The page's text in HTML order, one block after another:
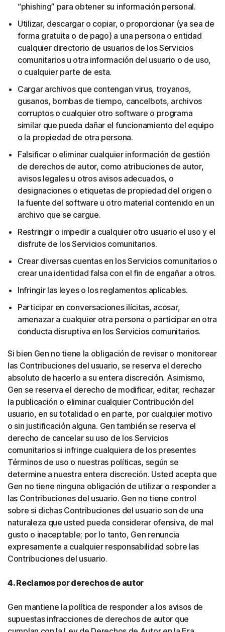
“phishing” para obtener su información personal.
Utilizar, descargar o copiar, o proporcionar (ya sea de
forma gratuita o de pago) a una persona o entidad
cualquier directorio de usuarios de los Servicios
comunitarios u otra información del usuario o de uso,
o cualquier parte de esta.
Cargar archivos que contengan virus, troyanos,
gusanos, bombas de tiempo, cancelbots, archivos
corruptos o cualquier otro software o programa
similar que pueda dañar el funcionamiento del equipo
o la propiedad de otra persona.
Falsificar o eliminar cualquier información de gestión
de derechos de autor, como atribuciones de autor,
avisos legales u otros avisos adecuados, o
designaciones o etiquetas de propiedad del origen o
la fuente del software u otro material contenido en un
archivo que se cargue.
Restringir o impedir a cualquier otro usuario el uso y el
disfrute de los Servicios comunitarios.
Crear diversas cuentas en los Servicios comunitarios o
crear una identidad falsa con el fin de engañar a otros.
Infringir las leyes o los reglamentos aplicables.
Participar en conversaciones ilícitas, acosar,
amenazar a cualquier otra persona o participar en otra
conducta disruptiva en los Servicios comunitarios.
Si bien Gen no tiene la obligación de revisar o monitorear
las Contribuciones del usuario, se reserva el derecho
absoluto de hacerlo a su entera discreción. Asimismo,
Gen se reserva el derecho de modificar, editar, rechazar
la publicación o eliminar cualquier Contribución del
usuario, en su totalidad o en parte, por cualquier motivo
o sin justificación alguna. Gen también se reserva el
derecho de cancelar su uso de los Servicios
comunitarios si infringe cualquiera de los presentes
Términos de uso o nuestras políticas, según se
determine a nuestra entera discreción. Usted acepta que
Gen no tiene ninguna obligación de utilizar o responder a
las Contribuciones del usuario. Gen no tiene control
sobre si dichas Contribuciones del usuario son de una
naturaleza que usted pueda considerar ofensiva, de mal
gusto o inaceptable; por lo tanto, Gen renuncia
expresamente a cualquier responsabilidad sobre las
Contribuciones del usuario.
4. Reclamos por derechos de autor
Gen mantiene la política de responder a los avisos de
supuestas infracciones de derechos de autor que